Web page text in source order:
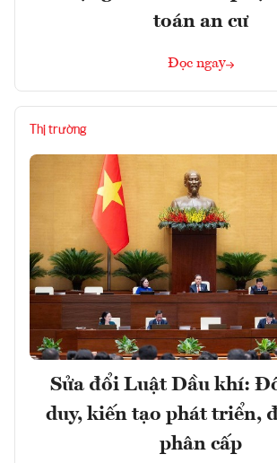
toán an cư
Đọc ngay
Thị trường
Sửa đổi Luật Dầu khí:
duy, kiến tạo phát triển,
phân cấp